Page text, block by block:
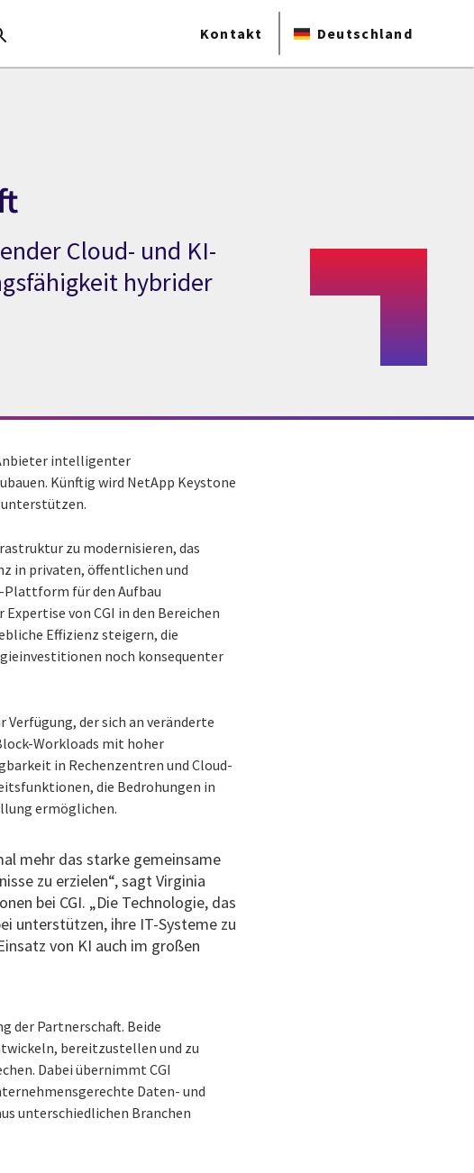
Kontakt Deutschland
Cloud- und KI-
hybrider
intelligenter
Künftig wird NetApp Keystone
unterstützen.
zu modernisieren, das
in privaten, öffentlichen und
Plattform für den Aufbau
von CGI in den Bereichen
Effizienz steigern, die
noch konsequenter
der sich an veränderte
Workloads mit hoher
in Rechenzentren und Cloud-
die Bedrohungen in
ermöglichen.
mehr das starke gemeinsame
zu erzielen“, sagt Virginia
bei CGI. „Die Technologie, das
unterstützen, ihre IT-Systeme zu
von KI auch im großen
der Partnerschaft. Beide
bereitzustellen und zu
Dabei übernimmt CGI
Daten- und
unterschiedlichen Branchen